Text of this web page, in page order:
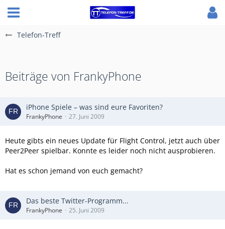
Telefon-Treff
Beiträge von FrankyPhone
iPhone Spiele – was sind eure Favoriten?
FrankyPhone 27. Juni 2009
Heute gibts ein neues Update für Flight Control, jetzt auch über
Peer2Peer spielbar. Konnte es leider noch nicht ausprobieren.
Hat es schon jemand von euch gemacht?
Das beste Twitter-Programm...
FrankyPhone 25. Juni 2009